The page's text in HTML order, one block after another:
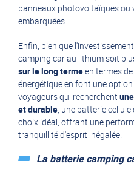
panneaux photovoltaïques ou
embarquées.
Enfin, bien que
camping car au lithium soit
sur le long termeen termes
énergétique en font une
voyageurs qui recherchent
et durable, une batterie
choix idéal, offrant une
tranquillité d'esprit inégalée.
La batterie camping